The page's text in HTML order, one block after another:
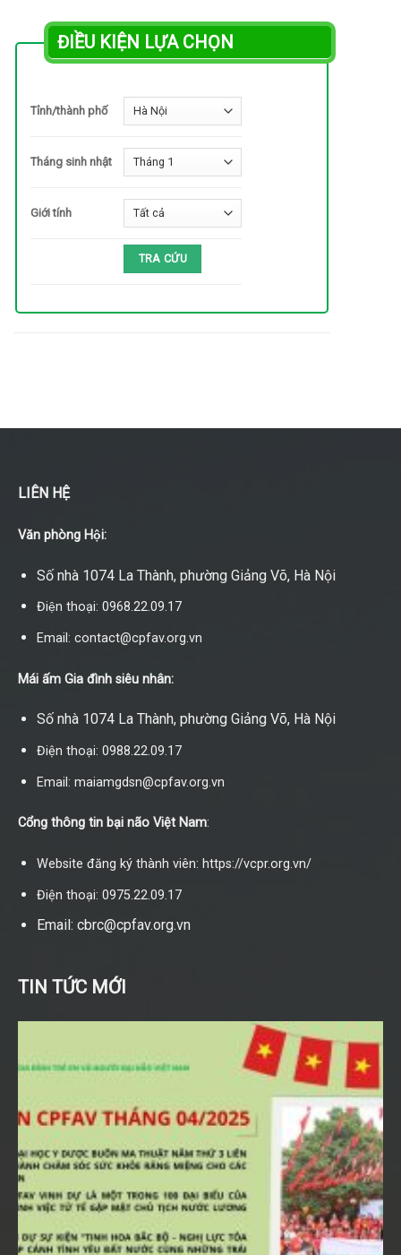
ĐIỀU KIỆN LỰA CHỌN
Tỉnh/thành phố
Tháng sinh nhật
Giới tính
LIÊN HỆ
Văn phòng Hội:
Số nhà 1074 La Thành, phường Giảng Võ, Hà Nội
Điện thoại: 0968.22.09.17
Email: contact@cpfav.org.vn
Mái ấm Gia đình siêu nhân:
Số nhà 1074 La Thành, phường Giảng Võ, Hà Nội
Điện thoại: 0988.22.09.17
Email: maiamgdsn@cpfav.org.vn
Cổng thông tin bại não Việt Nam:
Website đăng ký thành viên: https://vcpr.org.vn/
Điện thoại: 0975.22.09.17
Email: cbrc@cpfav.org.vn
TIN TỨC MỚI